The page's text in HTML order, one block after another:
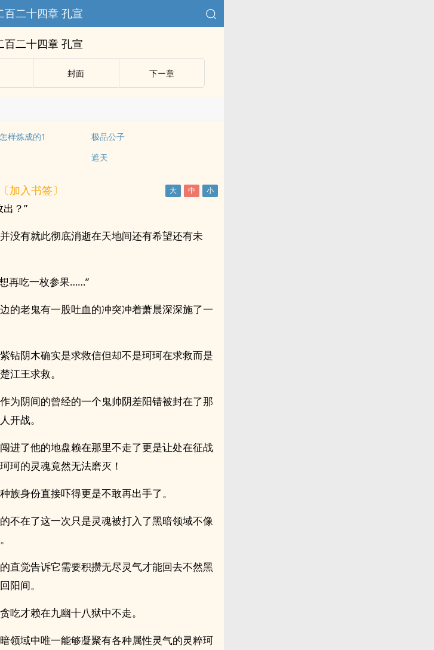
百二十四章 孔宣
百二十四章 孔宣
封面 下ー章
样炼成的1
极品公子
遮天
〔加入书签〕
？”
没有就此彻底消逝在天地间还有希望还有未
再吃一枚参果……”
的老鬼有一股吐血的冲突冲着萧晨深深施了一
钻阴木确实是求救信但却不是珂珂在求救而是
江王求救。
为阴间的曾经的一个鬼帅阴差阳错被封在了那
开战。
进了他的地盘赖在那里不走了更是让处在征战
珂的灵魂竟然无法磨灭！
族身份直接吓得更是不敢再出手了。
不在了这一次只是灵魂被打入了黑暗领域不像
直觉告诉它需要积攒无尽灵气才能回去不然黑
阳间。
吃才赖在九幽十八狱中不走。
领域中唯一能够凝聚有各种属性灵气的灵粹珂